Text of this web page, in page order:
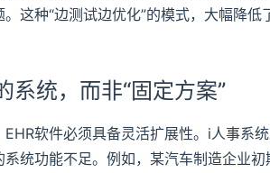
这种“边测试边优化”的模式，大幅降
系统，而非“固定方案”
软件必须具备灵活扩展性。i人事系
统功能不足。例如，某汽车制造企业